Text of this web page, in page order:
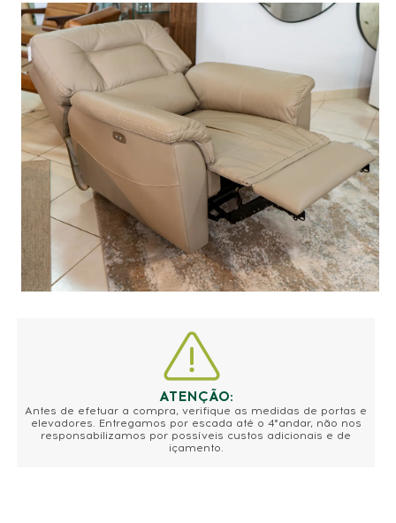
ATENÇÃO:
Antes de efetuar a compra, verifique as medidas de portas e
elevadores. Entregamos por escada até o 4°andar, não nos
responsabilizamos por possíveis custos adicionais e de
içamento.